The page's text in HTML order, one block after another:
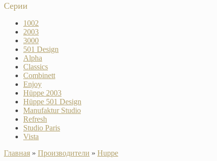
Серии
1002
2003
3000
501 Design
Alpha
Classics
Combinett
Enjoy
Hüppe 2003
Hüppe 501 Design
Manufaktur Studio
Refresh
Studio Paris
Vista
Главная » Производители » Huppe